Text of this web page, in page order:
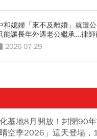
和媳婦「來不及離婚」就遭
能讓長年外遇老公繼承...律
2026-07-29
基地8月開放！封閉90
空季2026」這天登場，